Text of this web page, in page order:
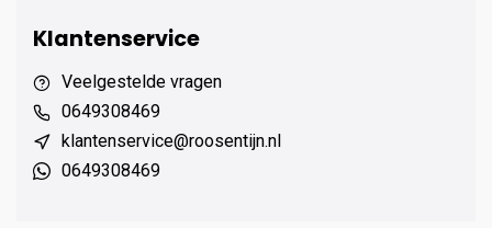
Klantenservice
Veelgestelde vragen
0649308469
klantenservice@roosentijn.nl
0649308469